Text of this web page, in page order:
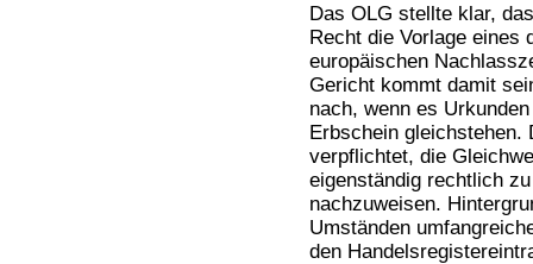
Das OLG stellte klar,
Recht die Vorlage eines
europäischen
Gericht kommt damit
nach, wenn es
Erbschein gleichstehen.
verpflichtet, die
eigenständig rechtlich
nachzuweisen.
Umständen
den